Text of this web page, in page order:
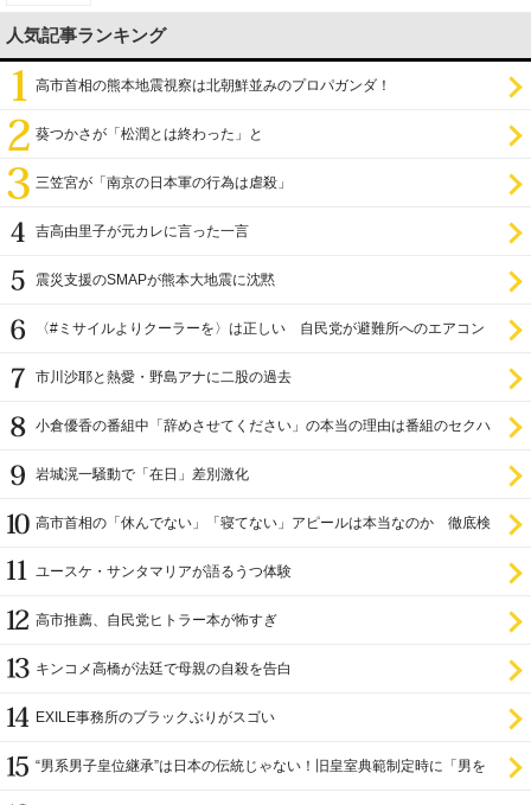
人気記事ランキング
高市首相の熊本地震視察は北朝鮮並みのプロパガンダ！
葵つかさが「松潤とは終わった」と
三笠宮が「南京の日本軍の行為は虐殺」
吉高由里子が元カレに言った一言
震災支援のSMAPが熊本大地震に沈黙
〈#ミサイルよりクーラーを〉は正しい 自民党が避難所へのエアコン
市川沙耶と熱愛・野島アナに二股の過去
小倉優香の番組中「辞めさせてください」の本当の理由は番組のセクハ
岩城滉一騒動で「在日」差別激化
高市首相の「休んでない」「寝てない」アピールは本当なのか 徹底検
ユースケ・サンタマリアが語るうつ体験
高市推薦、自民党ヒトラー本が怖すぎ
キンコメ高橋が法廷で母親の自殺を告白
EXILE事務所のブラックぶりがスゴい
“男系男子皇位継承”は日本の伝統じゃない！旧皇室典範制定時に「男を